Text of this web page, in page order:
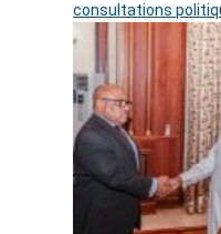
consultations